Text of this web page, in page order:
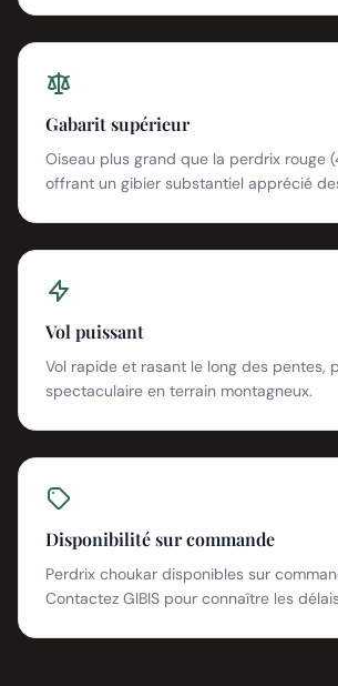
Gabarit supérieur
Oiseau plus grand que la perdrix rouge
offrant un gibier substantiel apprécié
Vol puissant
Vol rapide et rasant le long des pentes,
spectaculaire en terrain montagneux.
Disponibilité sur commande
Perdrix choukar disponibles sur
Contactez GIBIS pour connaître les